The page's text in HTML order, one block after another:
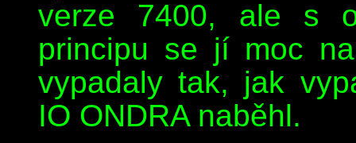
verze 7400, ale s
principu se jí moc
vypadaly tak, jak
IO ONDRA naběhl.